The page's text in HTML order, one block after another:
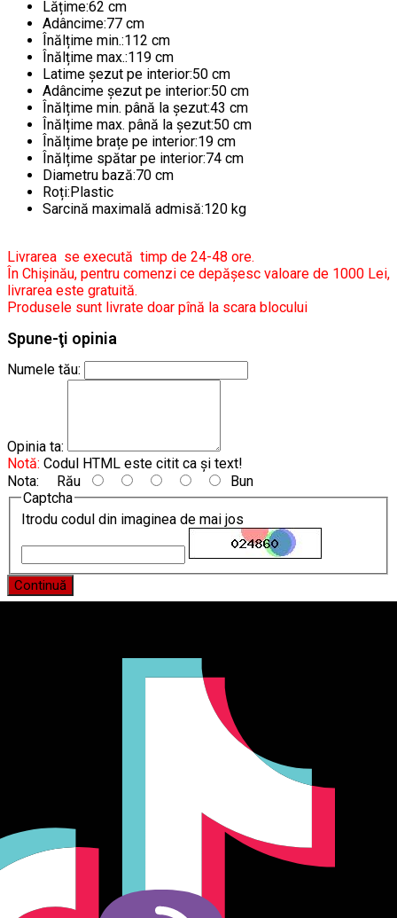
Lățime:62 cm
Adâncime:77 cm
Înălțime min.:112 cm
Înălțime max.:119 cm
Latime șezut pe interior:50 cm
Adâncime șezut pe interior:50 cm
Înălțime min. până la șezut:43 cm
Înălțime max. până la șezut:50 cm
Înălțime brațe pe interior:19 cm
Înălțime spătar pe interior:74 cm
Diametru bază:70 cm
Roți:Plastic
Sarcină maximală admisă:120 kg
Livrarea se execută timp de 24-48 ore.
În Chișinău, pentru comenzi ce depășesc valoare de 1000 Lei,
livrarea este gratuită.
Produsele sunt livrate doar pînă la scara blocului
Spune-ţi opinia
Numele tău:
Opinia ta:
Notă: Codul HTML este citit ca şi text!
Nota: Rău
Bun
Captcha
Itrodu codul din imaginea de mai jos
Continuă
Producător și importator de mobilier în Chișinău. Descoperă
dormitor și grădină. Calitate, funcționalitate și design
modern pentru orice spațiu.Îți punem la dispoziție soluții
complete de amenajare direct de la producător, cu garanție
extinsă și consultanță gratuită pentru proiectul tău